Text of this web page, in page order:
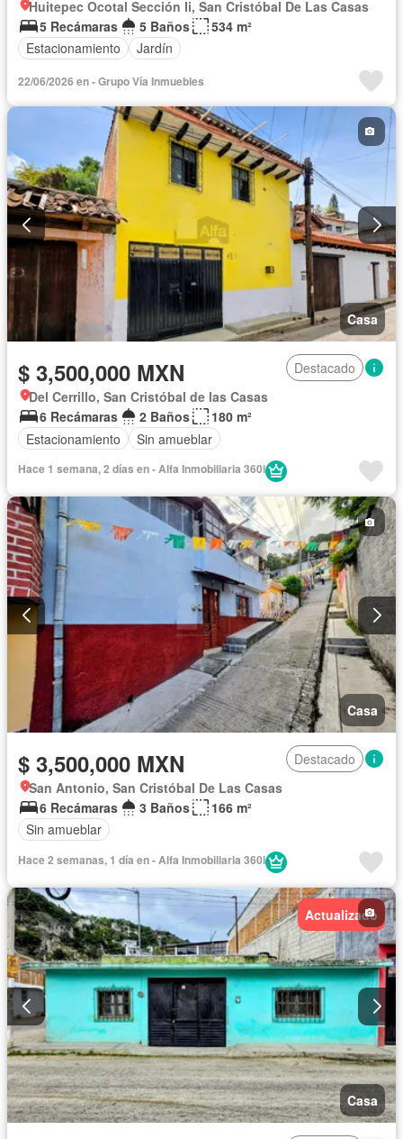
Huitepec Ocotal Sección Ii, San Cristóbal De Las Casas
5 Recámaras
5 Baños
534 m²
Estacionamiento
Jardín
22/06/2026 en - Grupo Vía Inmuebles
Casa
$ 3,500,000 MXN
Destacado
Del Cerrillo, San Cristóbal de las Casas
6 Recámaras
2 Baños
180 m²
Estacionamiento
Sin amueblar
Hace 1 semana, 2 días en - Alfa Inmobiliaria 360i
Casa
$ 3,500,000 MXN
Destacado
San Antonio, San Cristóbal De Las Casas
6 Recámaras
3 Baños
166 m²
Sin amueblar
Hace 2 semanas, 1 día en - Alfa Inmobiliaria 360i
Actualizado
Casa